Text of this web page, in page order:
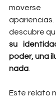
descubre
su
poder, una
nada
Este relato